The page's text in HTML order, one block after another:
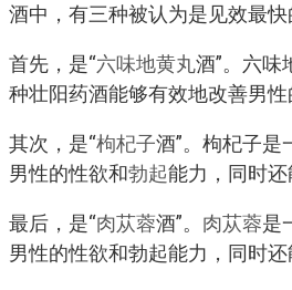
酒中，有三种被认为是见效最快
首先，是“六味地黄丸酒”。六味
种壮阳药酒能够有效地改善男性
其次，是“枸杞子酒”。枸杞子
男性的性欲和勃起能力，同时还
最后，是“肉苁蓉酒”。 肉苁蓉是
男性的性欲和勃起能力，同时